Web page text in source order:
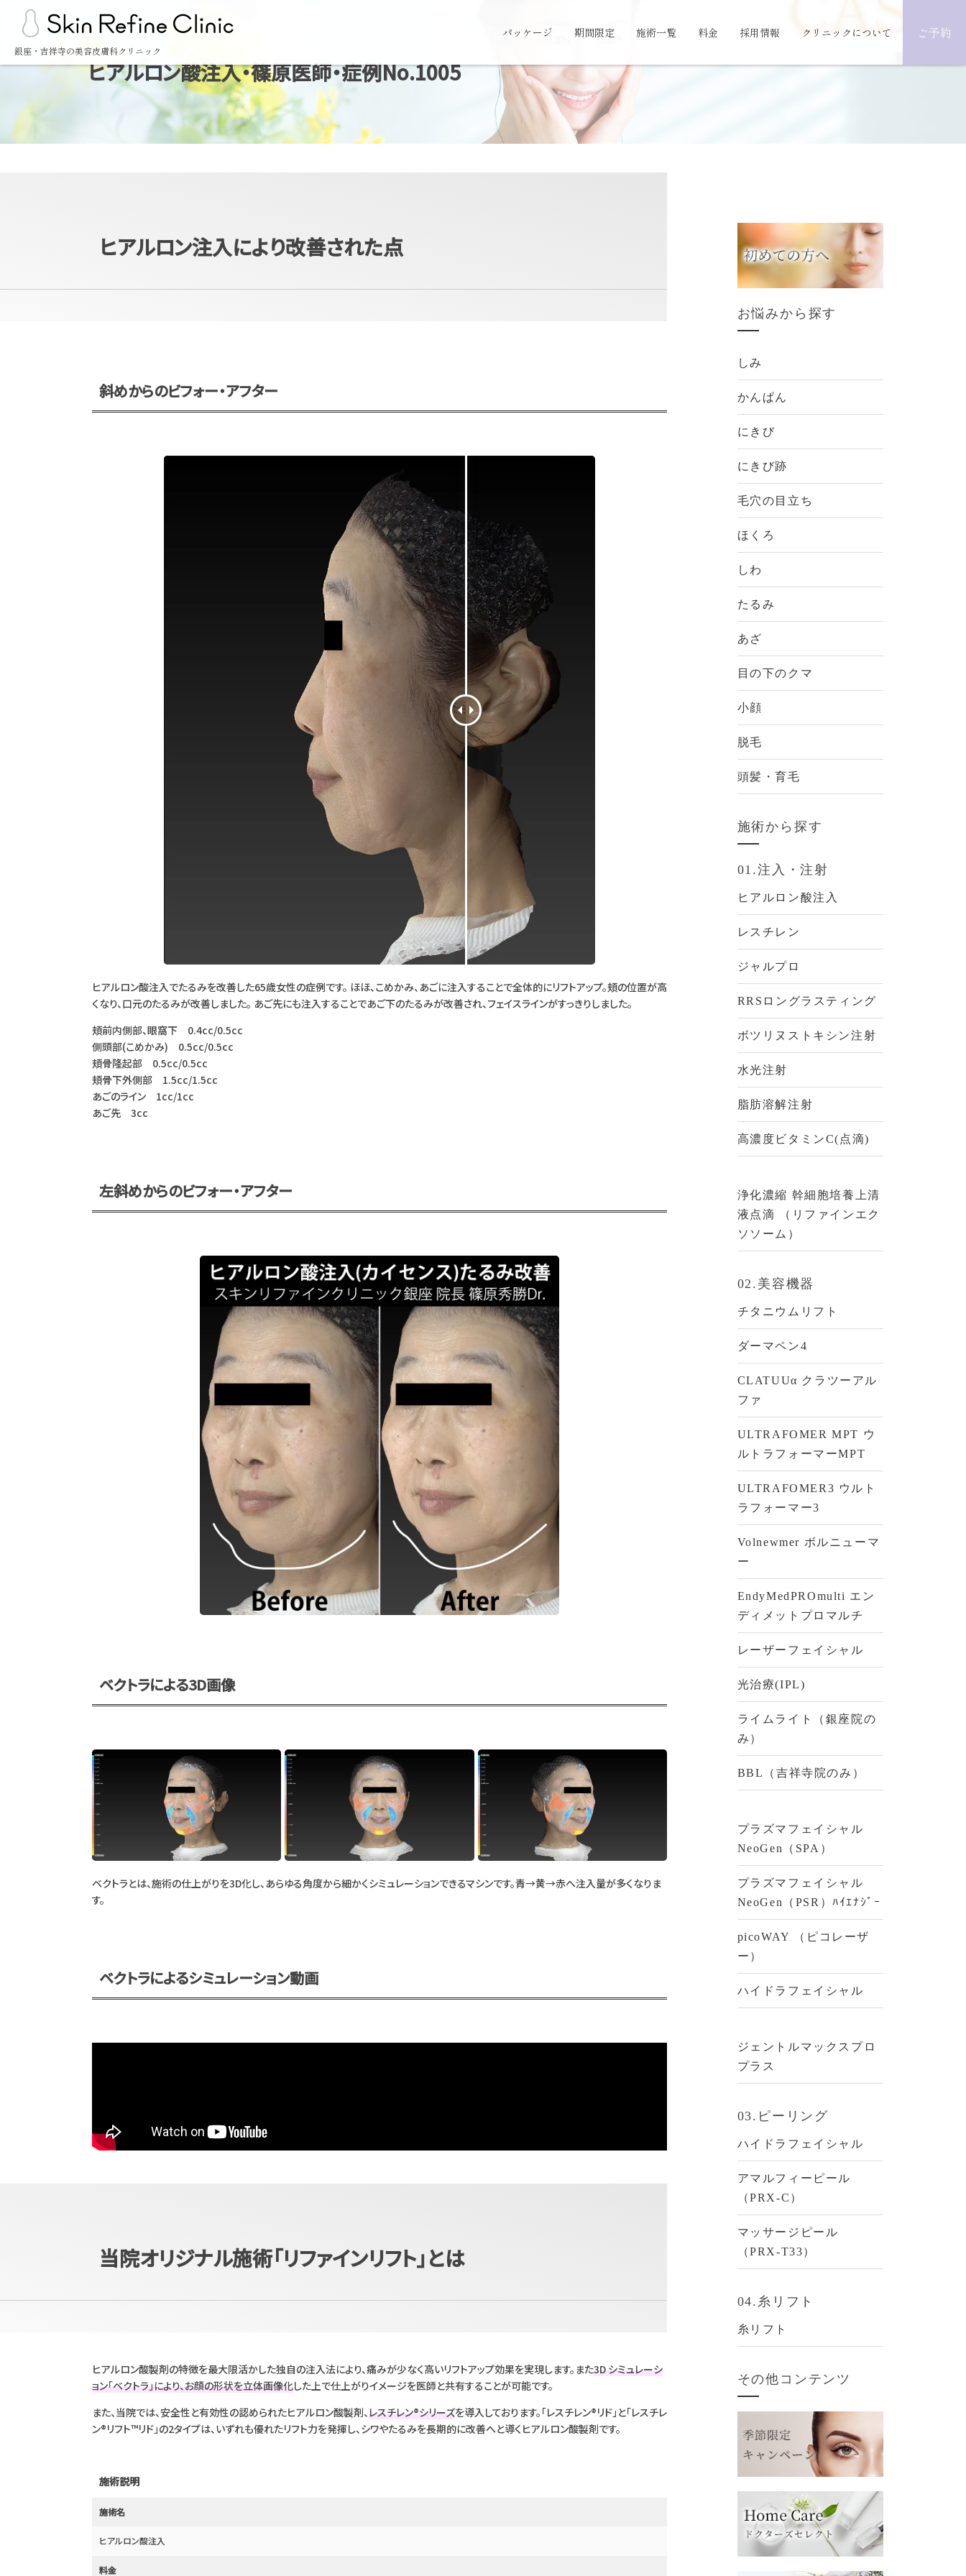
銀座・吉祥寺の美容皮膚科クリニック
パッケージ 期間限定 施術一覧 料金 採用情報 クリニックについて ご予約
ヒアルロン酸注入・篠原医師・症例No.1005
ヒアルロン注入により改善された点
斜めからのビフォー・アフター
ヒアルロン酸注入でたるみを改善した65歳女性の症例です。 ほほ、こめかみ、あごに注入することで全体的にリフトアップ。頬の位置が高
くなり、口元のたるみが改善しました。 あご先にも注入することであご下のたるみが改善され、フェイスラインがすっきりしました。
頬前内側部、眼窩下 0.4cc/0.5cc
側頭部(こめかみ) 0.5cc/0.5cc
頬骨隆起部 0.5cc/0.5cc
頬骨下外側部 1.5cc/1.5cc
あごのライン 1cc/1cc
あご先 3cc
左斜めからのビフォー・アフター
ベクトラによる3D画像
ベクトラとは、施術の仕上がりを3D化し、あらゆる角度から細かくシミュレーションできるマシンです。青→黄→赤へ注入量が多くなりま
す。
ベクトラによるシミュレーション動画
当院オリジナル施術「リファインリフト」とは
ヒアルロン酸製剤の特徴を最大限活かした独自の注入法により、痛みが少なく高いリフトアップ効果を実現します。また3D シミュレーシ
ョン「ベクトラ」により、お顔の形状を立体画像化した上で仕上がりイメージを医師と共有することが可能です。
また、当院では、安全性と有効性の認められたヒアルロン酸製剤、レスチレン®︎シリーズを導入しております。「レスチレン®リド」と「レスチレ
ン®リフト™リド」の2タイプは、いずれも優れたリフト力を発揮し、シワやたるみを長期的に改善へと導くヒアルロン酸製剤です。
施術説明
施術名
ヒアルロン酸注入
料金
お悩みから探す
しみ
かんぱん
にきび
にきび跡
毛穴の目立ち
ほくろ
しわ
たるみ
あざ
目の下のクマ
小顔
脱毛
頭髪・育毛
施術から探す
01.注入・注射
ヒアルロン酸注入
レスチレン
ジャルプロ
RRSロングラスティング
ボツリヌストキシン注射
水光注射
脂肪溶解注射
高濃度ビタミンC(点滴)
浄化濃縮 幹細胞培養上清
液点滴 （リファインエク
ソソーム）
02.美容機器
チタニウムリフト
ダーマペン4
CLATUUα クラツーアル
ファ
ULTRAFOMER MPT ウ
ルトラフォーマーMPT
ULTRAFOMER3 ウルト
ラフォーマー3
Volnewmer ボルニューマ
ー
EndyMedPROmulti エン
ディメットプロマルチ
レーザーフェイシャル
光治療(IPL)
ライムライト（銀座院の
み）
BBL（吉祥寺院のみ）
プラズマフェイシャル
NeoGen（SPA）
プラズマフェイシャル
NeoGen（PSR）ﾊｲｴﾅｼﾞｰ
picoWAY （ピコレーザ
ー）
ハイドラフェイシャル
ジェントルマックスプロ
プラス
03.ピーリング
ハイドラフェイシャル
アマルフィーピール
（PRX-C）
マッサージピール
（PRX-T33）
04.糸リフト
糸リフト
その他コンテンツ